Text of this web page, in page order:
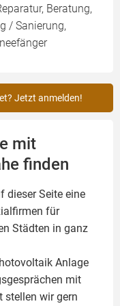
Beratung,
/ Sanierung,
Jetzt anmelden!
mit
finden
dieser Seite eine
für
Städten in ganz
Anlage
mit
stellen wir gern